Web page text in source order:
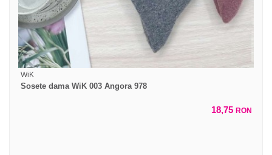
WiK
Sosete dama WiK 003 Angora 978
18,75 RON